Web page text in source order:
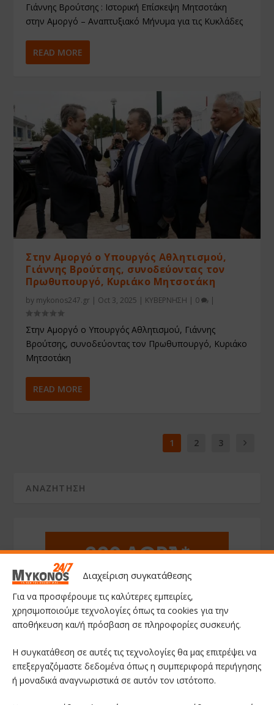
Διαχείριση συγκατάθεσης
Για να προσφέρουμε τις καλύτερες εμπειρίες,
χρησιμοποιούμε τεχνολογίες όπως τα cookies για την
αποθήκευση και/ή πρόσβαση σε πληροφορίες συσκευής.
Η συγκατάθεση σε αυτές τις τεχνολογίες θα μας επιτρέψει να
επεξεργαζόμαστε δεδομένα όπως η συμπεριφορά περιήγησης
ή μοναδικά αναγνωριστικά σε αυτόν τον ιστότοπο.
Γιάννης Βρούτσης : Ιστορική Επίσκεψη Μητσοτάκη
στην Αμοργό – Αναπτυξιακό Μήνυμα για τις Κυκλάδες
READ MORE
Στην Αμοργό ο Υπουργός Αθλητισμού,
Γιάννης Βρούτσης, συνοδεύοντας τον
Πρωθυπουργό, Κυριάκο Μητσοτάκη
by mykonos247.gr | Oct 3, 2025 | ΚΥΒΕΡΝΗΣΗ | 0 |
Στην Αμοργό ο Υπουργός Αθλητισμού, Γιάννης
Βρούτσης, συνοδεύοντας τον Πρωθυπουργό, Κυριάκο
Μητσοτάκη
READ MORE
1 2 3